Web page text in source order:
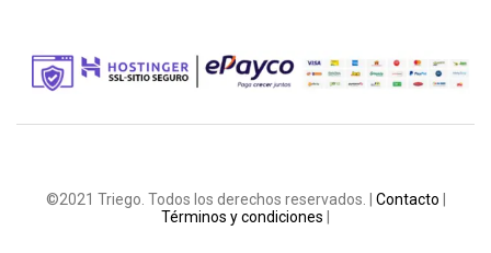
©2021 Triego. Todos los derechos reservados. | Contacto
Términos y condiciones